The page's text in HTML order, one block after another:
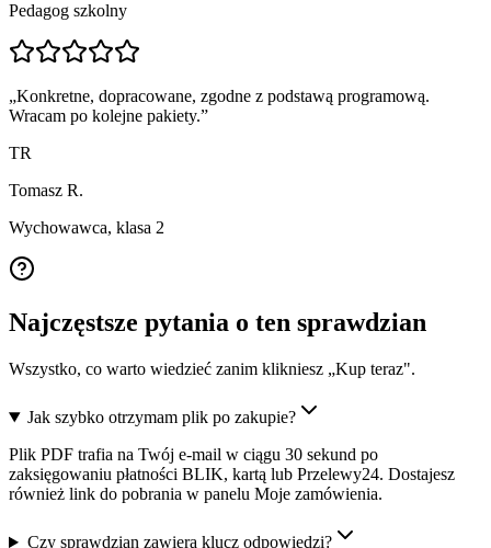
Pedagog szkolny
„Konkretne, dopracowane, zgodne z podstawą programową.
Wracam po kolejne pakiety.”
TR
Tomasz R.
Wychowawca, klasa 2
Najczęstsze pytania o ten sprawdzian
Wszystko, co warto wiedzieć zanim klikniesz „Kup teraz".
Jak szybko otrzymam plik po zakupie?
Plik PDF trafia na Twój e-mail w ciągu 30 sekund po
zaksięgowaniu płatności BLIK, kartą lub Przelewy24. Dostajesz
również link do pobrania w panelu Moje zamówienia.
Czy sprawdzian zawiera klucz odpowiedzi?